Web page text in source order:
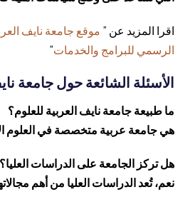
اقرا المزيد عن ”موقع جامعة نايف
الرسمي للبرامج والخدمات”
الأسئلة الشائعة حول جامعة
ما طبيعة جامعة نايف العربية للعلوم؟
هي جامعة عربية متخصصة في العلوم
هل تركز الجامعة على الدراسات العليا؟
نعم، تُعد الدراسات العليا من أهم